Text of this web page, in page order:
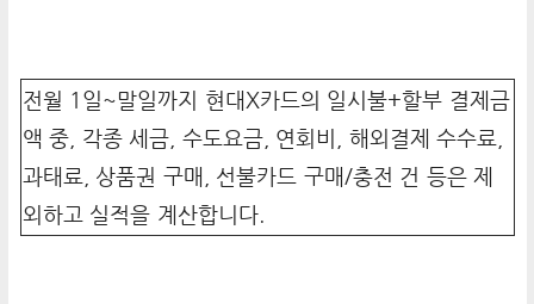
전월 1일~말일까지 현대X카드의 일시불+할부 결제금
액 중, 각종 세금, 수도요금, 연회비, 해외결제 수수료,
과태료, 상품권 구매, 선불카드 구매/충전 건 등은 제
외하고 실적을 계산합니다.